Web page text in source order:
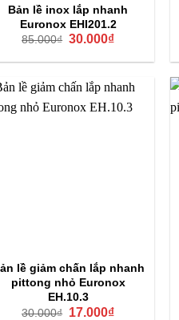
Bản lề inox lắp nhanh
Euronox EHI201.2
85.000₫ Giá
là:
30.000₫Giá
tại
30.000₫.
lề giảm chấn lắp nhanh
pittong nhỏ Euronox
EH.10.3
30.000₫ Giá
17.000₫Giá